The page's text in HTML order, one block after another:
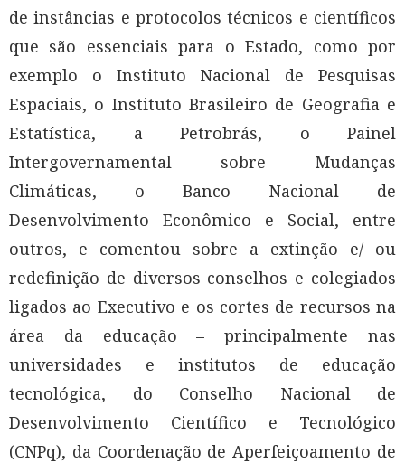
de instâncias e protocolos técnicos e científicos
que são essenciais para o Estado, como por
exemplo o Instituto Nacional de Pesquisas
Espaciais, o Instituto Brasileiro de Geografia e
Estatística, a Petrobrás, o Painel
Intergovernamental sobre Mudanças
Climáticas, o Banco Nacional de
Desenvolvimento Econômico e Social, entre
outros, e comentou sobre a extinção e/ ou
redefinição de diversos conselhos e colegiados
ligados ao Executivo e os cortes de recursos na
área da educação – principalmente nas
universidades e institutos de educação
tecnológica, do Conselho Nacional de
Desenvolvimento Científico e Tecnológico
(CNPq), da Coordenação de Aperfeiçoamento de